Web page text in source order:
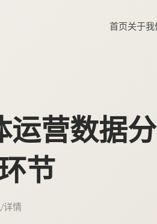
首页关于我
运营数
节
/详情